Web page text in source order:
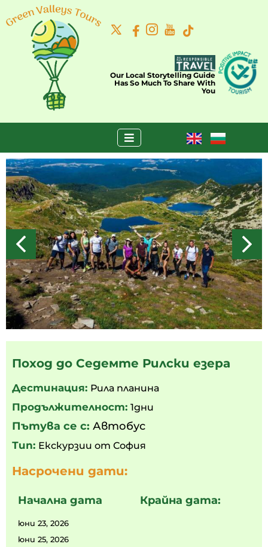
Our Local Storytelling Guide
Has So Much To Share With
You
Поход до Седемте Рилски езера
Дестинация: Рила планина
Продължителност: 1дни
Пътува се с: Автобус
Тип: Екскурзии от София
Насрочени дати:
Начална дата
юни 23, 2026
юни 25, 2026
Крайна дата: